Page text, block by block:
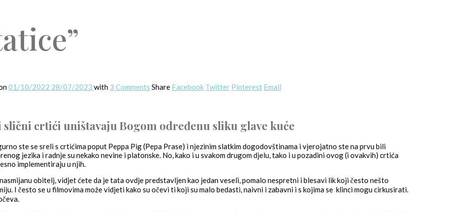
01/10/2022 28/07/2023 with 3 Comments Share Facebook Twitter Pinterest Email
slični crtići uništavaju Bogom određenu sliku glave kuće
ste se sreli s crtićima poput Peppa Pig (Pepa Prase) i njezinim slatkim dogodovštinama i vjerojatno ste na prvu bili
jezika i radnje su nekako nevine i platonske. No, kako i u svakom drugom djelu, tako i u pozadini ovog (i ovakvih) crtića
implementiraju u njih.
obitelj, vidjet ćete da je tata ovdje predstavljen kao jedan veseli, pomalo nespretni i blesavi lik koji često nešto
I često se u filmovima može vidjeti kako su očevi ti koji su malo bedasti, naivni i zabavni i s kojima se klinci mogu cirkusirati.